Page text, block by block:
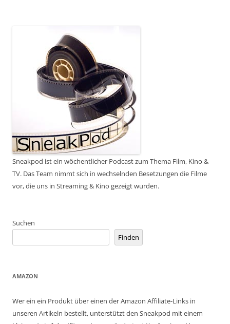
Sneakpod ist ein wöchentlicher Podcast zum Thema Film, Kino &
TV. Das Team nimmt sich in wechselnden Besetzungen die Filme
vor, die uns in Streaming & Kino gezeigt wurden.
Suchen
Finden
AMAZON
Wer ein ein Produkt über einen der Amazon Affiliate-Links in
unseren Artikeln bestellt, unterstützt den Sneakpod mit einem